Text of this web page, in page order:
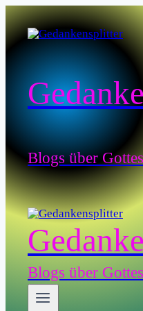
Zum
Inhalt
springen
Blogs über
Blogs über